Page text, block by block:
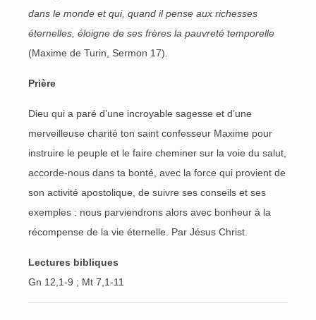
dans le monde et qui, quand il pense aux richesses
éternelles, éloigne de ses frères la pauvreté temporelle
(Maxime de Turin, Sermon 17).
Prière
Dieu qui a paré d’une incroyable sagesse et d’une
merveilleuse charité ton saint confesseur Maxime pour
instruire le peuple et le faire cheminer sur la voie du salut,
accorde-nous dans ta bonté, avec la force qui provient de
son activité apostolique, de suivre ses conseils et ses
exemples : nous parviendrons alors avec bonheur à la
récompense de la vie éternelle. Par Jésus Christ.
Lectures bibliques
Gn 12,1-9 ; Mt 7,1-11